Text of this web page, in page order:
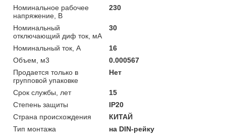
Номинальное рабочее
напряжение, В
230
Номинальный
отключающий диф ток, мА
30
Номинальный ток, А
16
Объем, м3
0.000567
Продается только в
групповой упаковке
Нет
Срок службы, лет
15
Степень защиты
IP20
Страна происхождения
КИТАЙ
Тип монтажа
на DIN-рейку